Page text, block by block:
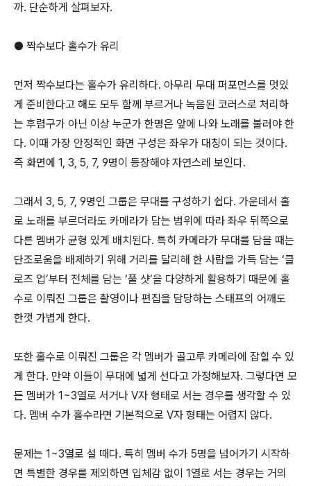
까. 단순하게 살펴보자.
● 짝수보다 홀수가 유리
먼저 짝수보다는 홀수가 유리하다. 아무리 무대 퍼포먼스를 멋있
게 준비한다고 해도 모두 함께 부르거나 녹음된 코러스로 처리하
는 후렴구가 아닌 이상 누군가 한명은 앞에 나와 노래를 불러야 한
다. 이때 가장 안정적인 화면 구성은 좌우가 대칭이 되는 것이다.
즉 화면에 1, 3, 5, 7, 9명이 등장해야 자연스레 보인다.
그래서 3, 5, 7, 9명인 그룹은 무대를 구성하기 쉽다. 가운데서 홀
로 노래를 부르더라도 카메라가 담는 범위에 따라 좌우 뒤쪽으로
다른 멤버가 균형 있게 배치된다. 특히 카메라가 무대를 담을 때는
단조로움을 배제하기 위해 거리를 달리해 한 사람을 가득 담는 ‘클
로즈 업’부터 전체를 담는 ‘풀 샷’을 다양하게 활용하기 때문에 홀
수로 이뤄진 그룹은 촬영이나 편집을 담당하는 스태프의 어깨도
한껏 가볍게 한다.
또한 홀수로 이뤄진 그룹은 각 멤버가 골고루 카메라에 잡힐 수 있
게 한다. 만약 이들이 무대에 넓게 선다고 가정해보자. 그렇다면 모
든 멤버가 1~3열로 서거나 V자 형태로 서는 경우를 생각할 수 있
다. 멤버 수가 홀수라면 기본적으로 V자 형태는 어렵지 않다.
문제는 1~3열로 설 때다. 특히 멤버 수가 5명을 넘어가기 시작하
면 특별한 경우를 제외하면 입체감 없이 1열로 서는 경우는 거의